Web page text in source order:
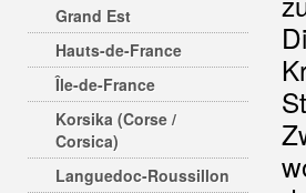
Grand Est
Hauts-de-France
Île-de-France
Korsika (Corse /
Corsica)
Languedoc-Roussillon